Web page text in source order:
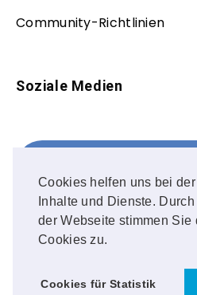
Cookies helfen uns bei
Inhalte und Dienste.
der Webseite stimmen Sie
Cookies zu.
Cookies für Statistik
Community-Richtlinien
Soziale Medien
FOLLOW ME!
Instagram
OUR PHOTOS!